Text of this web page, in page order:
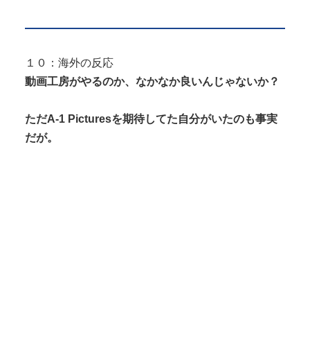
１０：海外の反応
動画工房がやるのか、なかなか良いんじゃないか？
ただA-1 Picturesを期待してた自分がいたのも事実
だが。